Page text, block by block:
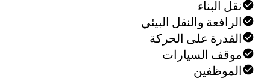
نقل البناء
الرافعة والنقل البيئي
القدرة على الحركة
موقف السيارات
الموظفين